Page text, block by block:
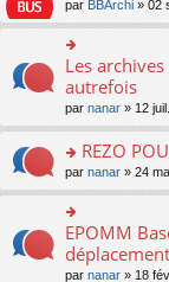
c
e
nt
pl
u
s
ré
c
e
nt
n
le
pl
u
s
e
nt
g
e
n
o
lu
le
pl
u
s
c
nt
s
g
e
n
o
lu
le
pl
u
s
ré
er
le
m
s
a
e
n
o
n
lu
le
pl
u
o
n
s
ult
er
le
m
e
s
a
e
n
o
n
par BBArchi » 02
n
ult
er
le
m
e
s
s
a
g
e
Les
autrefois
par nanar » 12
o
n
s
ult
er
le
m
REZO
par nanar » 24
o
n
EPOMM
déplacement
par nanar » 18